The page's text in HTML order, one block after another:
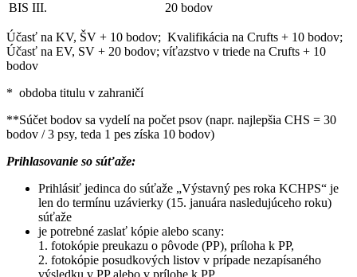
BIS III.
20 bodov
Účasť na KV, ŠV + 10 bodov; Kvalifikácia na Crufts + 10 bodov;
Účasť na EV, SV + 20 bodov; víťazstvo v triede na Crufts + 10
bodov
* obdoba titulu v zahraničí
**Súčet bodov sa vydelí na počet psov (napr. najlepšia CHS = 30
bodov / 3 psy, teda 1 pes získa 10 bodov)
Prihlasovanie so súťaže:
Prihlásiť jedinca do súťaže „Výstavný pes roka KCHPS“ je
len do termínu uzávierky (15. januára nasledujúceho roku)
súťaže
je potrebné zaslať kópie alebo scany:
1. fotokópie preukazu o pôvode (PP), príloha k PP,
2. fotokópie posudkových listov v prípade nezapísaného